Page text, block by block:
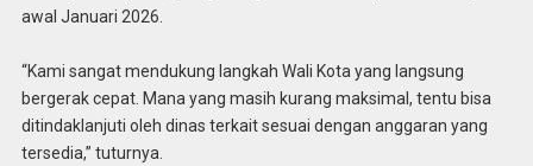
awal Januari 2026.
“Kami sangat mendukung langkah Wali Kota yang langsung
bergerak cepat. Mana yang masih kurang maksimal, tentu bisa
ditindaklanjuti oleh dinas terkait sesuai dengan anggaran yang
tersedia,” tuturnya.